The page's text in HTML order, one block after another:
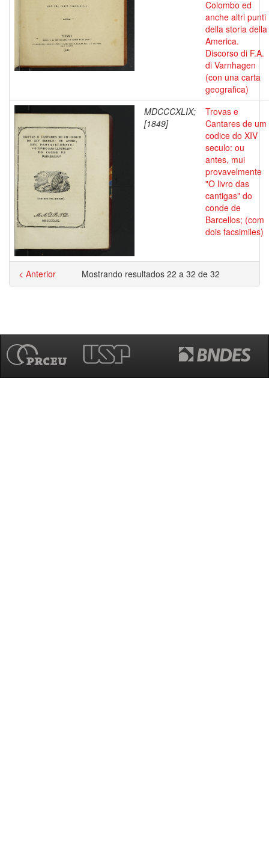
Colombo ed
anche altri punti
della storia della
America.
Discorso di F.A.
di Varnhagen
(con una carta
geografica)
MDCCCXLIX;
[1849]
Trovas e
Cantares de um
codice do XIV
seculo: ou
antes, mui
provavelmente
"O livro das
cantigas" do
conde de
Barcellos; (com
dois facsimiles)
Mostrando resultados 22 a 32 de 32
< Anterior